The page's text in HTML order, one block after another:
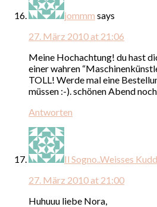
jommm says
27. März 2010 at 21:06
Meine Hochachtung! du hast
einer wahren
TOLL! Werde mal eine
müssen :-). schönen Abend
Antworten
Il Sogno..Weisses
27. März 2010 at 21:00
Huhuuu liebe Nora,